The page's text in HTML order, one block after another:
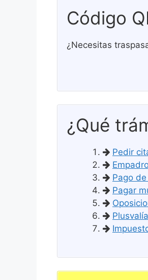
Código
¿Necesitas
¿Qué
Pedir
Pago
Pagar